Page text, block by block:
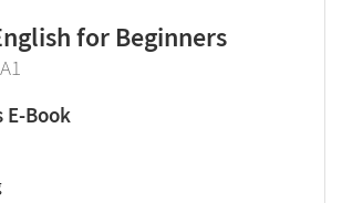
for Beginners
E-Book